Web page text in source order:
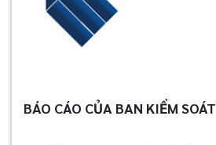
BÁO CÁO CỦA BAN KIỂM SOÁT